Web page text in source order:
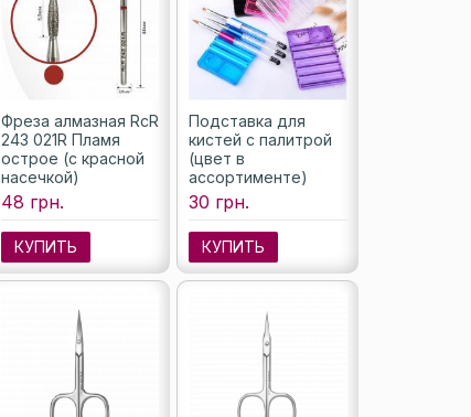
Фреза алмазная RcR
243 021R Пламя
острое (с красной
насечкой)
48 грн.
КУПИТЬ
Подставка для
кистей с палитрой
(цвет в
ассортименте)
30 грн.
КУПИТЬ